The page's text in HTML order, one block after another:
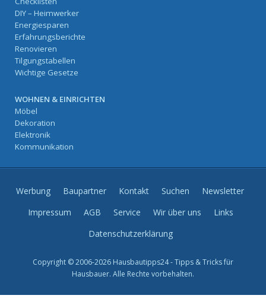
DIY – Heimwerker
Energiesparen
Erfahrungsberichte
Renovieren
Tilgungstabellen
Wichtige Gesetze
WOHNEN & EINRICHTEN
Möbel
Dekoration
Elektronik
Kommunikation
Werbung Baupartner Kontakt Suchen
Newsletter
Impressum
AGB Service Wir über uns
Links
Datenschutzerklärung
Copyright © 2006-2026 Hausbautipps24 - Tipps & Tricks für
Hausbauer. Alle Rechte vorbehalten.